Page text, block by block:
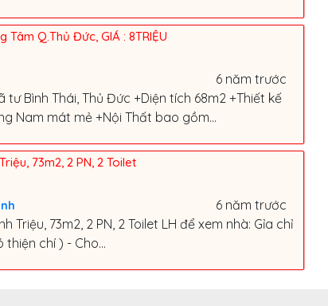
Q.Thủ Đức, GIÁ : 8TRIỆU
6 năm trước
Bình Thái, Thủ Đức +Diện tích 68m2 +Thiết kế
Nam mát mẻ +Nội Thất bao gồm...
73m2, 2 PN, 2 Toilet
6 năm trước
Triệu, 73m2, 2 PN, 2 Toilet LH để xem nhà: Gỉa chỉ
chí ) - Cho...